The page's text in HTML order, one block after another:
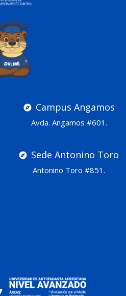
Campus Angamos
Avda. Angamos #601.
Sede Antonino Toro
Antonino Toro #851.